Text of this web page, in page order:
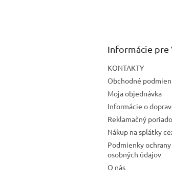
Informácie pre
KONTAKTY
Obchodné
Moja objednávka
Informácie o
Reklamačný
Nákup na splátky
Podmienky ochrany
osobných údajov
O nás